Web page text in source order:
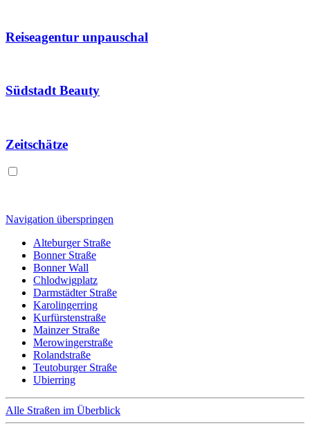
Reiseagentur unpauschal
Südstadt Beauty
Zeitschätze
Navigation überspringen
Alteburger Straße
Bonner Straße
Bonner Wall
Chlodwigplatz
Darmstädter Straße
Karolingerring
Kurfürstenstraße
Mainzer Straße
Merowingerstraße
Rolandstraße
Teutoburger Straße
Ubierring
Alle Straßen im Überblick